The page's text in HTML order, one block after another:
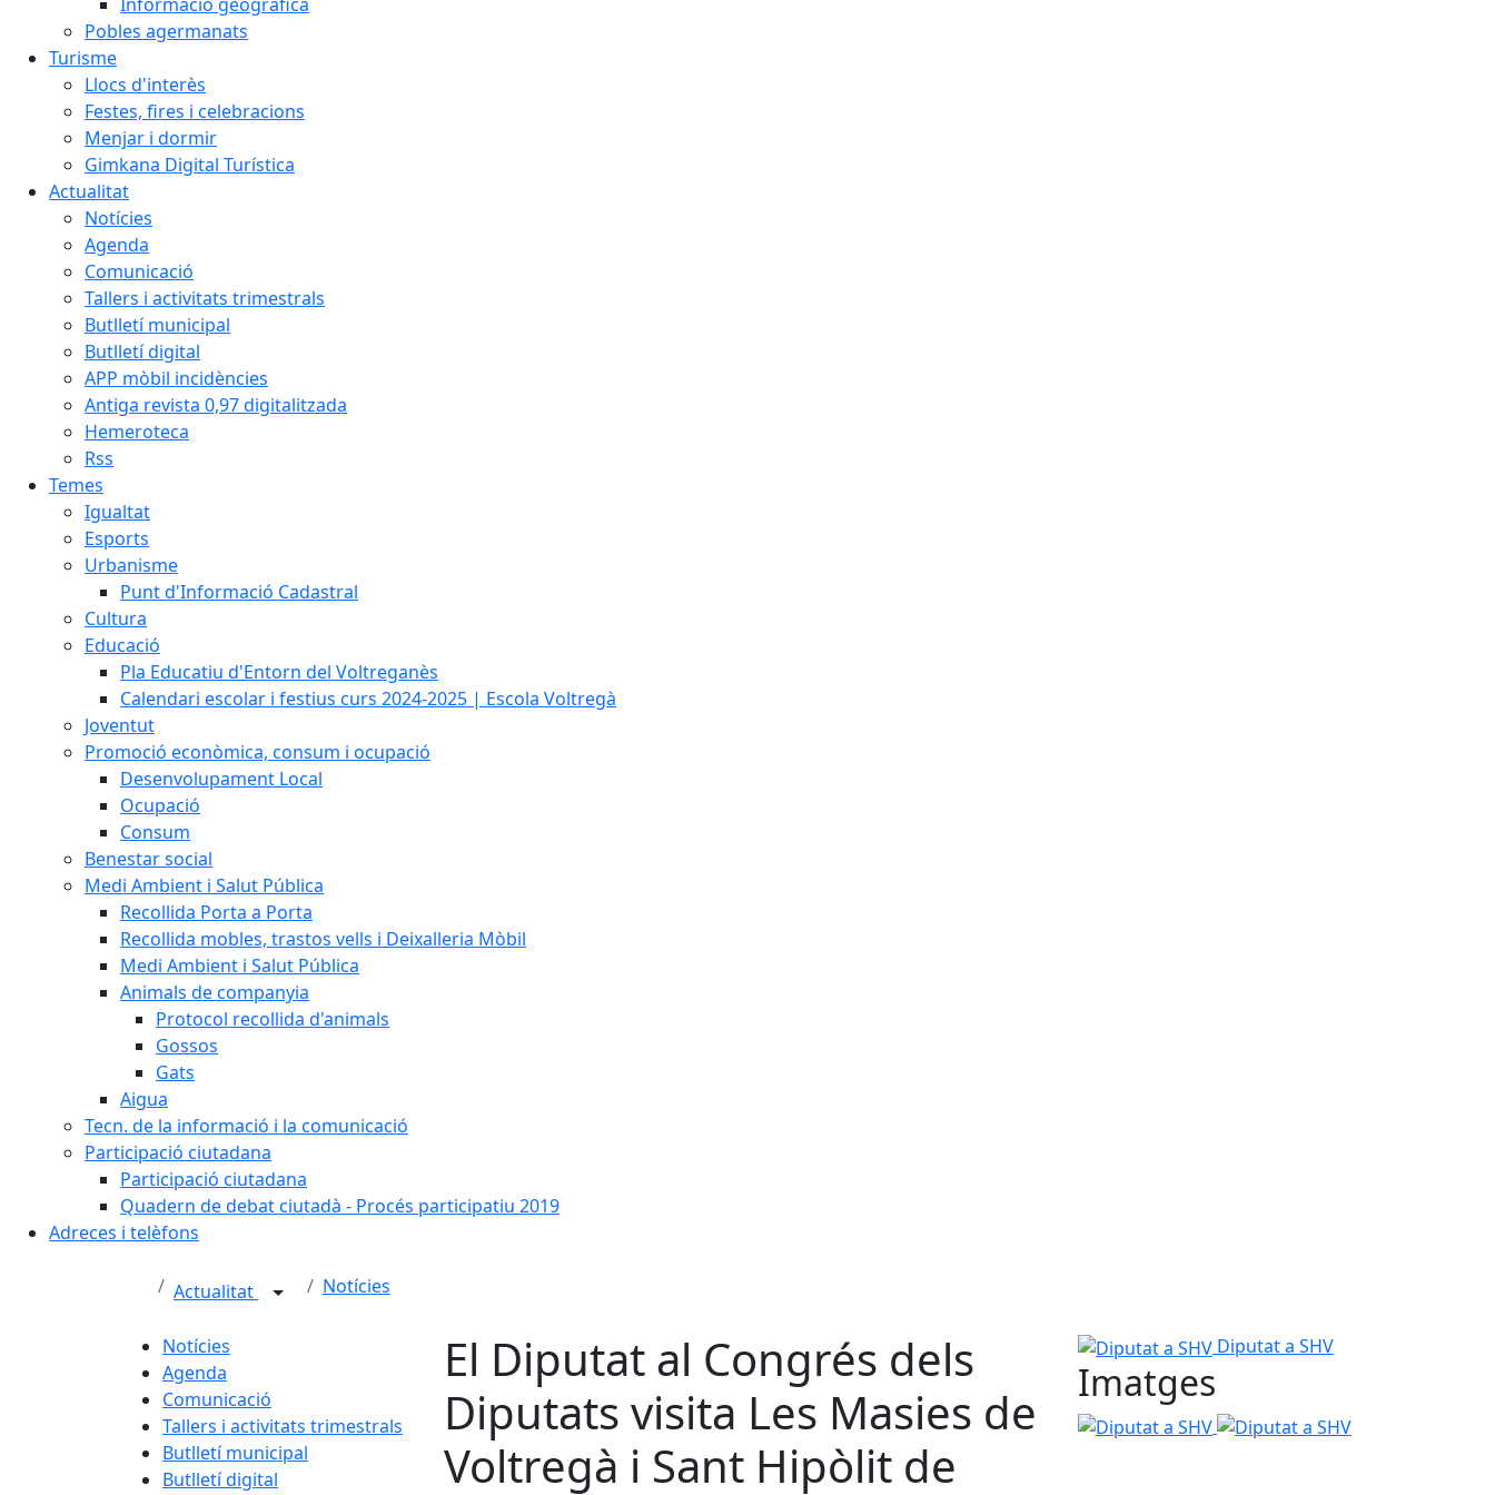
Pobles agermanats
Turisme
Llocs d'interès
Festes, fires i celebracions
Menjar i dormir
Gimkana Digital Turística
Actualitat
Notícies
Agenda
Comunicació
Tallers i activitats trimestrals
Butlletí municipal
Butlletí digital
APP mòbil incidències
Antiga revista 0,97 digitalitzada
Hemeroteca
Rss
Temes
Igualtat
Esports
Urbanisme
Punt d'Informació Cadastral
Cultura
Educació
Pla Educatiu d'Entorn del Voltreganès
Calendari escolar i festius curs 2024-2025 | Escola Voltregà
Joventut
Promoció econòmica, consum i ocupació
Desenvolupament Local
Ocupació
Consum
Benestar social
Medi Ambient i Salut Pública
Recollida Porta a Porta
Recollida mobles, trastos vells i Deixalleria Mòbil
Medi Ambient i Salut Pública
Animals de companyia
Protocol recollida d'animals
Gossos
Gats
Aigua
Tecn. de la informació i la comunicació
Participació ciutadana
Participació ciutadana
Quadern de debat ciutadà - Procés participatiu 2019
Adreces i telèfons
Actualitat Notícies
Notícies
Agenda
Comunicació
Tallers i activitats trimestrals
Butlletí municipal
Butlletí digital
El Diputat al Congrés dels
Diputats visita Les Masies de
Voltregà i Sant Hipòlit de
Diputat a SHV Diputat a SHV
Imatges
Diputat a SHV Diputat a SHV